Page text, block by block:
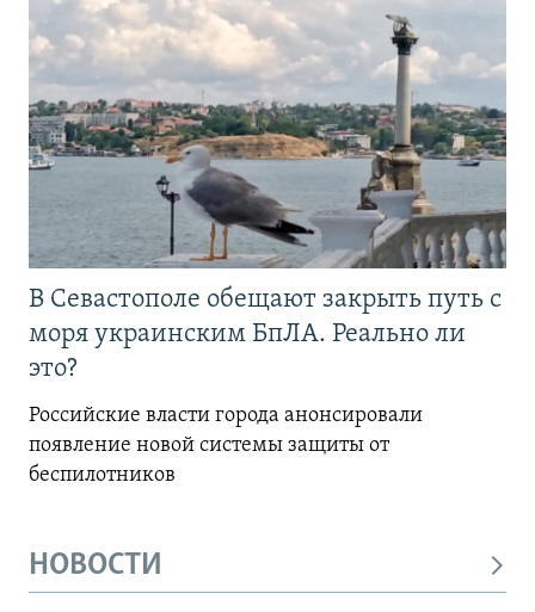
В Севастополе обещают закрыть путь с
моря украинским БпЛА. Реально ли
это?
Российские власти города анонсировали
появление новой системы защиты от
беспилотников
НОВОСТИ